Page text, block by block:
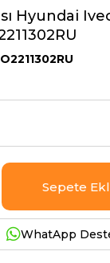
Hyundai
WhatApp